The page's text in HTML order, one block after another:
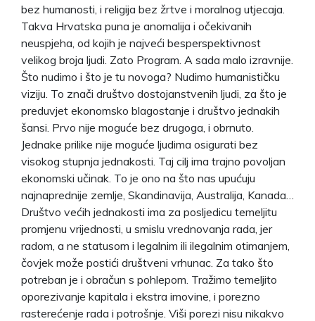
bez humanosti, i religija bez žrtve i moralnog utjecaja.
Takva Hrvatska puna je anomalija i očekivanih
neuspjeha, od kojih je najveći besperspektivnost
velikog broja ljudi. Zato Program. A sada malo izravnije.
Što nudimo i što je tu novoga? Nudimo humanističku
viziju. To znači društvo dostojanstvenih ljudi, za što je
preduvjet ekonomsko blagostanje i društvo jednakih
šansi. Prvo nije moguće bez drugoga, i obrnuto.
Jednake prilike nije moguće ljudima osigurati bez
visokog stupnja jednakosti. Taj cilj ima trajno povoljan
ekonomski učinak. To je ono na što nas upućuju
najnaprednije zemlje, Skandinavija, Australija, Kanada…
Društvo većih jednakosti ima za posljedicu temeljitu
promjenu vrijednosti, u smislu vrednovanja rada, jer
radom, a ne statusom i legalnim ili ilegalnim otimanjem,
čovjek može postići društveni vrhunac. Za tako što
potreban je i obračun s pohlepom. Tražimo temeljito
oporezivanje kapitala i ekstra imovine, i porezno
rasterećenje rada i potrošnje. Viši porezi nisu nikakvo